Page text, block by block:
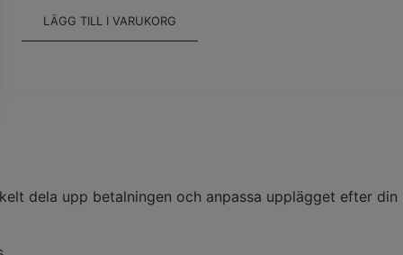
LÄGG TILL I VARUKORG
dela upp betalningen och anpassa upplägget efter din